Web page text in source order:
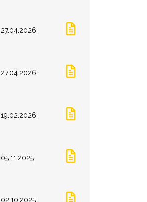
27.04.2026.
27.04.2026.
19.02.2026.
05.11.2025.
02.10.2025.